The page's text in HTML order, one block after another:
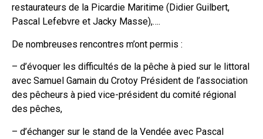
restaurateurs de la Picardie Maritime (Didier Guilbert,
Pascal Lefebvre et Jacky Masse),….
De nombreuses rencontres m’ont permis :
– d’évoquer les difficultés de la pêche à pied sur le littoral
avec Samuel Gamain du Crotoy Président de l’association
des pêcheurs à pied vice-président du comité régional
des pêches,
– d’échanger sur le stand de la Vendée avec Pascal